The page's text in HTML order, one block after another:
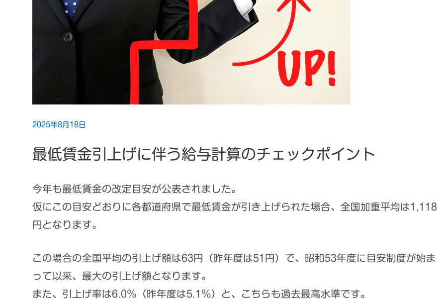
2025年8月18日
最低賃金引上げに伴う給与計算のチェックポイント
今年も最低賃金の改定目安が公表されました。
仮にこの目安どおりに各都道府県で最低賃金が引き上げられた場合、 全国加重平均は1,118
円 となります。
この場合の全国平均の引上げ額は63円（昨年度は51円）で、
昭和53年度に目安制度が始ま
って以来、最大の引上げ額となります。
また、引上げ率は6.0％（昨年度は5.1％）と、こちらも過去最高水準です。